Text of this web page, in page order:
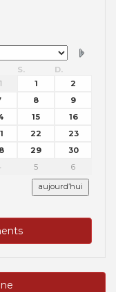
S.
D.
1
2
8
9
15
16
22
23
29
30
5 6
aujourd’hui